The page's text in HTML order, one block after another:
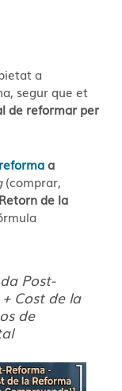
a
segur que et
de reformar per
a
(comprar,
Retorn de la
Post-
Cost de la
de